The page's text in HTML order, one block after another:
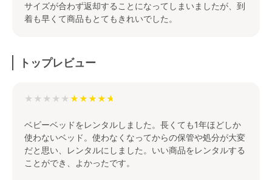
サイズが合わず返却することになってしまいましたが、到
着も早くて商品もとてもきれいでした。
トップレビュー
★★★★★
ベビーベッドをレンタルしました。長くても1年ほどしか
使わないベッド。使わなくなってからの保管や処分が大変
だと思い、レンタルにしました。いい商品をレンタルする
ことができ、よかったです。